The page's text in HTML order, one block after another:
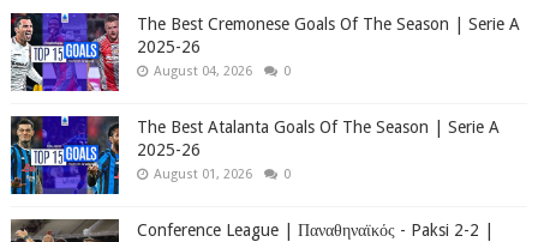
The Best Cremonese Goals Of The Season | Serie A
2025-26
August 04, 2026 0
The Best Atalanta Goals Of The Season | Serie A
2025-26
August 01, 2026 0
Conference League | Παναθηναϊκός - Paksi 2-2 |